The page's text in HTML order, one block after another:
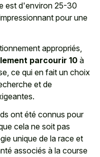
est d'environ 25-30
pour une
appropriés,
parcourir 10 à
ce qui en fait un choix
et de
ont été connus pour
cela ne soit pas
unique de la race et
associés à la course